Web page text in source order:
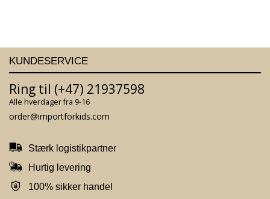
KUNDESERVICE
Ring til (+47) 21937598
Alle hverdager fra 9-16
order@importforkids.com
Stærk logistikpartner
Hurtig levering
100% sikker handel